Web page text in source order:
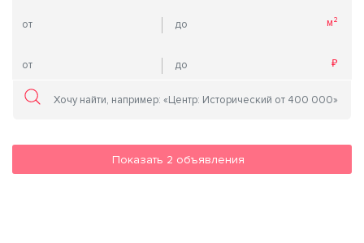
Показать 2 объявления